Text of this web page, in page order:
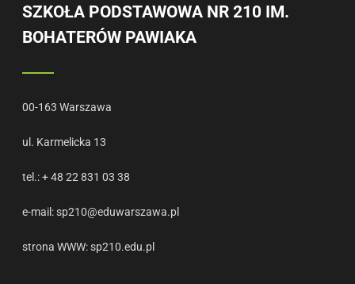
SZKOŁA PODSTAWOWA NR 210 IM.
BOHATERÓW PAWIAKA
00-163 Warszawa
ul. Karmelicka 13
tel.: + 48 22 831 03 38
e-mail:sp210@eduwarszawa.pl
strona WWW:sp210.edu.pl